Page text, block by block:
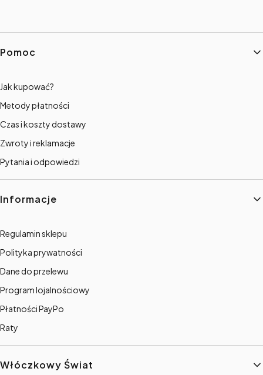
Linki w stopce
Pomoc
Jak kupować?
Metody płatności
Czas i koszty dostawy
Zwroty i reklamacje
Pytania i odpowiedzi
Informacje
Regulamin sklepu
Polityka prywatności
Dane do przelewu
Program lojalnościowy
Płatności PayPo
Raty
Włóczkowy Świat